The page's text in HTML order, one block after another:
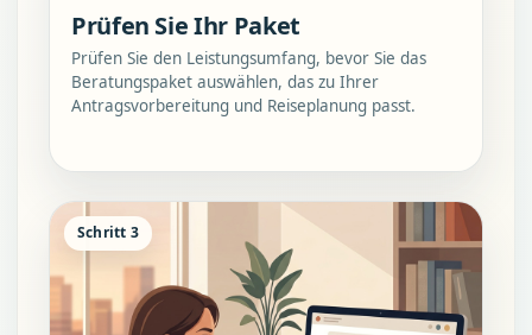
Prüfen Sie Ihr Paket
Prüfen Sie den Leistungsumfang, bevor Sie das
Beratungspaket auswählen, das zu Ihrer
Antragsvorbereitung und Reiseplanung passt.
Schritt 3